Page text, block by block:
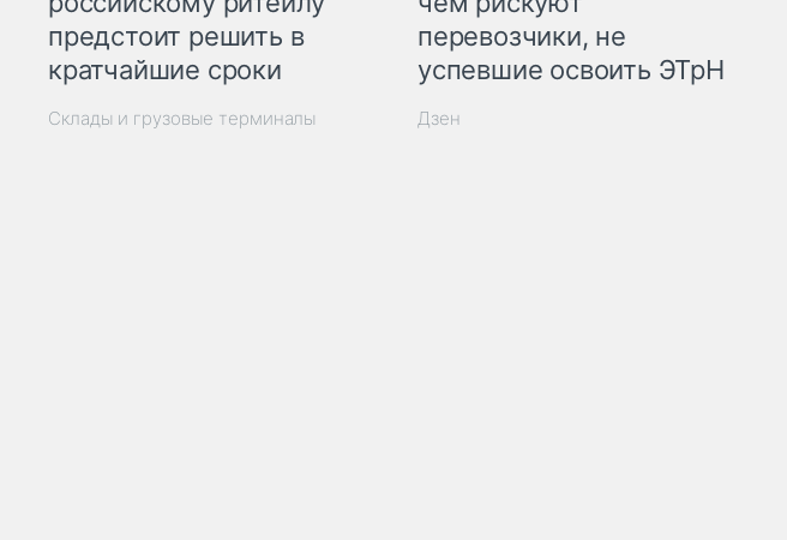
предстоит решить в
кратчайшие сроки
Склады и грузовые терминалы
перевозчики, не
успевшие освоить ЭТрН
Дзен